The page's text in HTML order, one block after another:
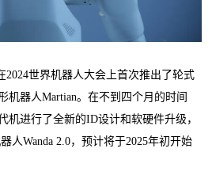
世界机器人大会上首次推出了轮式
机器人Martian。在不到四个月的时间
机进行了全新的ID设计和软硬件升级，
人Wanda 2.0，预计将于2025年初开始